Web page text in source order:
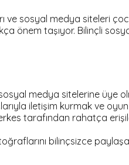
ve sosyal medya siteleri
önem taşıyor. Bilinçli
medya sitelerine üye
iletişim kurmak ve
tarafından rahatça
bilinçsizce